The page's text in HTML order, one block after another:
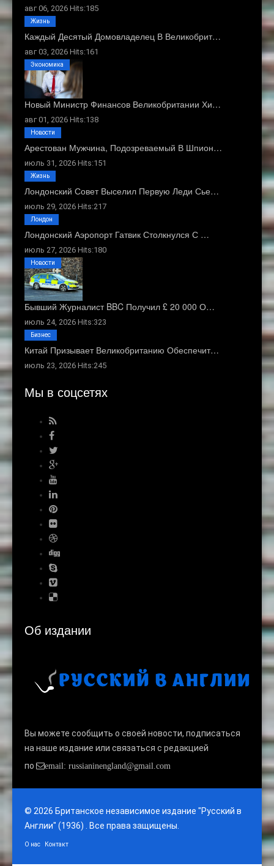
авг 06, 2026 Hits:185
Каждый Десятый Домовладелец В Великобрит…
авг 03, 2026 Hits:161
Жизнь
Новый Министр Финансов Великобритании Хи…
авг 01, 2026 Hits:138
Экономика
Арестован Мужчина, Подозреваемый В Шпион…
июль 31, 2026 Hits:151
Новости
Лондонский Совет Выселил Первую Леди Сье…
июль 29, 2026 Hits:217
Жизнь
Лондонский Аэропорт Гатвик Столкнулся С …
июль 27, 2026 Hits:180
Лондон
Бывший Журналист BBC Получил £ 20 000 О…
июль 24, 2026 Hits:323
Новости
Китай Призывает Великобританию Обеспечит…
июль 23, 2026 Hits:245
Бизнес
Мы в соцсетях
Об издании
Вы можете сообщить о своей новости, подписаться
на наше издание или связаться с редакцией
по
email: russianinengland@gmail.com
© 2026 Британское независимое издание "Русский в
Англии" (1936) . Все права защищены.
О нас Контакт